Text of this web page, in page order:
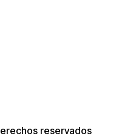
reservados